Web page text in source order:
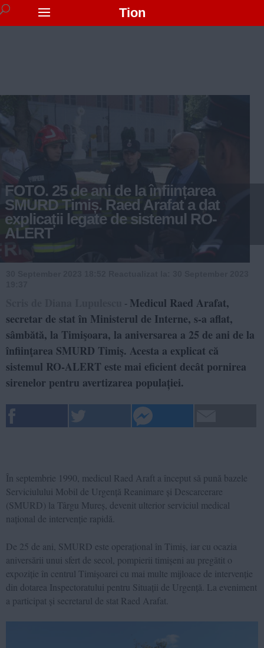
Tion
FOTO. 25 de ani de la înființarea
SMURD Timiș. Raed Arafat a dat
explicații legate de sistemul RO-
ALERT
- Medicul Raed Arafat,
secretar de stat în Ministerul de Interne, s-a aflat,
sâmbătă, la Timişoara, la aniversarea a 25 de ani de la
înfiinţarea SMURD Timiş. Acesta a explicat că
sistemul RO-ALERT este mai eficient decât pornirea
sirenelor pentru avertizarea populației.
În septembrie 1990, medicul Raed Araft a început să pună bazele
Serviciulului Mobil de Urgență Reanimare și Descarcerare
(SMURD) la Târgu Mureș, devenit ulterior serviciul medical
național de intervenție rapidă.
De 25 de ani, SMURD este operațional în Timiș, iar cu ocazia
aniversării unui sfert de secol, pompierii timișeni au pregătit o
expoziție în centrul Timișoarei cu mai multe mijloace de intervenție
din dotarea Inspectoratului pentru Situații de Urgență. La eveniment
a participat și secretarul de stat Raed Arafat.